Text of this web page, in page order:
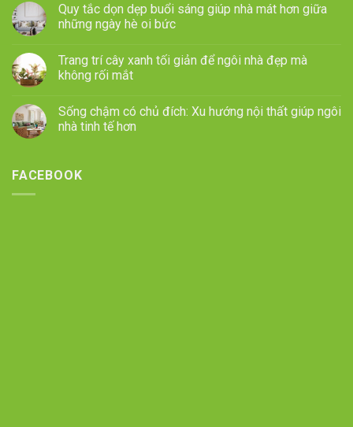
Quy tắc dọn dẹp buổi sáng giúp nhà mát hơn giữa
những ngày hè oi bức
Trang trí cây xanh tối giản để ngôi nhà đẹp mà
không rối mắt
Sống chậm có chủ đích: Xu hướng nội thất giúp ngôi
nhà tinh tế hơn
FACEBOOK